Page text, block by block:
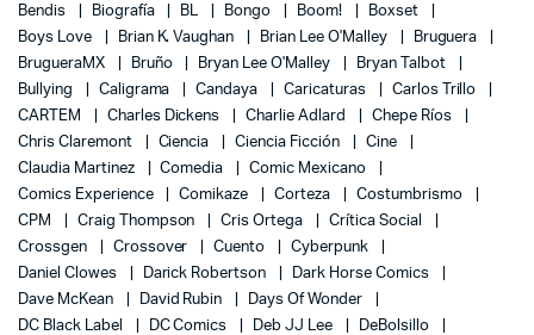
Bendis
Biografía BL Bongo Boom!
Boxset
Boys Love
Brian K. Vaughan Brian Lee O'Malley
Bruguera
BrugueraMX
Bruño Bryan Lee O'Malley
Bryan Talbot
Bullying
Caligrama Candaya Caricaturas
Carlos Trillo
CARTEM
Charles Dickens Charlie Adlard
Chepe Ríos
Chris Claremont
Ciencia Ciencia Ficción
Cine
Claudia Martinez
Comedia
Comic Mexicano
Comics Experience
Comikaze Corteza
Costumbrismo
CPM
Craig Thompson Cris Ortega
Crítica Social
Crossgen
Crossover Cuento
Cyberpunk
Daniel Clowes
Darick Robertson
Dark Horse Comics
Dave McKean
David Rubin
Days Of Wonder
DC Black Label
DC Comics Deb JJ Lee
DeBolsillo